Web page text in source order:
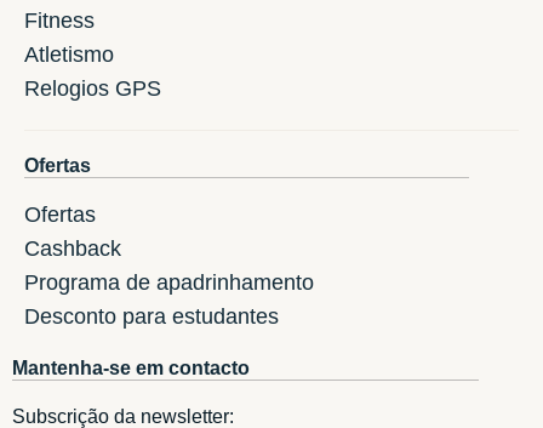
Fitness
Atletismo
Relogios GPS
Ofertas
Ofertas
Cashback
Programa de apadrinhamento
Desconto para estudantes
Mantenha-se em contacto
Subscrição da newsletter: